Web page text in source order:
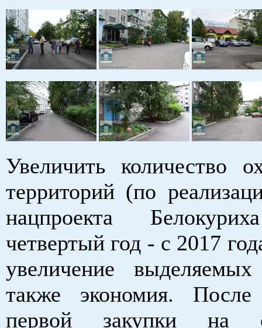
Увеличить количество
территорий (по
нацпроекта
четвертый год - с 2017
увеличение
также экономия. После
первой закупки на